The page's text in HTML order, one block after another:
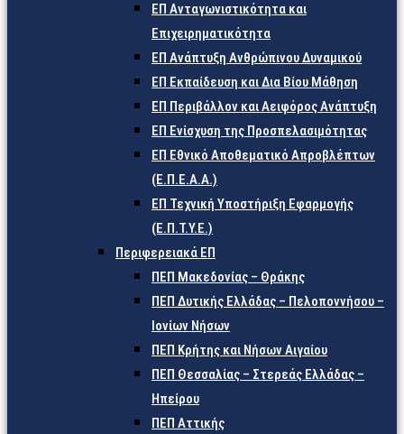
ΕΠ Ανταγωνιστικότητα και
Επιχειρηματικότητα
ΕΠ Ανάπτυξη Ανθρώπινου Δυναμικού
ΕΠ Εκπαίδευση και Δια Βίου Μάθηση
ΕΠ Περιβάλλον και Αειφόρος Ανάπτυξη
ΕΠ Ενίσχυση της Προσπελασιμότητας
ΕΠ Εθνικό Αποθεματικό Απροβλέπτων
(Ε.Π.Ε.Α.Α.)
ΕΠ Τεχνική Υποστήριξη Εφαρμογής
(Ε.Π.Τ.Υ.Ε.)
Περιφερειακά ΕΠ
ΠΕΠ Μακεδονίας – Θράκης
ΠΕΠ Δυτικής Ελλάδας – Πελοποννήσου –
Ιονίων Νήσων
ΠΕΠ Κρήτης και Νήσων Αιγαίου
ΠΕΠ Θεσσαλίας – Στερεάς Ελλάδας –
Ηπείρου
ΠΕΠ Αττικής